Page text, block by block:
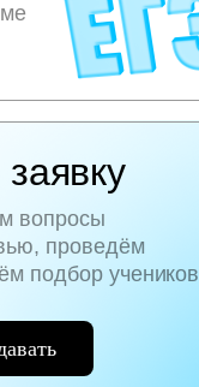
вопросы
проведём
подбор учеников